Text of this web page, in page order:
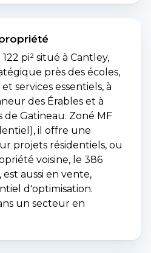
pi² situé à Cantley,
près des écoles,
services essentiels, à
des Érables et à
de Gatineau. Zoné MF
il offre une
projets résidentiels, ou
voisine, le 386
est aussi en vente,
d'optimisation.
un secteur en